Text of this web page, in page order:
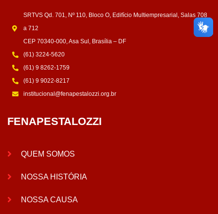
SRTVS Qd. 701, Nº 110, Bloco O, Edifício Multiempresarial, Salas 708
a 712
CEP 70340-000, Asa Sul, Brasília – DF
(61) 3224-5620
(61) 9 8262-1759
(61) 9 9022-8217
institucional@fenapestalozzi.org.br
FENAPESTALOZZI
QUEM SOMOS
NOSSA HISTÓRIA
NOSSA CAUSA